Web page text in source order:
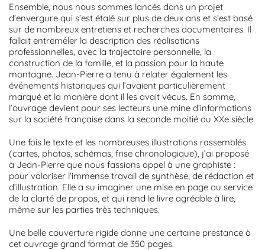
Ensemble, nous nous sommes lancés dans un projet
d’envergure qui s’est étalé sur plus de deux ans et s’est basé
sur de nombreux entretiens et recherches documentaires. Il
fallait entremêler la description des réalisations
professionnelles, avec la trajectoire personnelle, la
construction de la famille, et la passion pour la haute
montagne. Jean-Pierre a tenu à relater également les
événements historiques qui l’avaient particulièrement
marqué et la manière dont il les avait vécus. En somme,
l’ouvrage devient pour ses lecteurs une mine d’informations
sur la société française dans la seconde moitié du XXe siècle.
Une fois le texte et les nombreuses illustrations rassemblés
(cartes, photos, schémas, frise chronologique), j’ai proposé
à Jean-Pierre que nous fassions appel à une graphiste :
pour valoriser l’immense travail de synthèse, de rédaction et
d’illustration. Elle a su imaginer une mise en page au service
de la clarté de propos, et qui rend le livre agréable à lire,
même sur les parties très techniques.
Une belle couverture rigide donne une certaine prestance à
cet ouvrage grand format de 350 pages.